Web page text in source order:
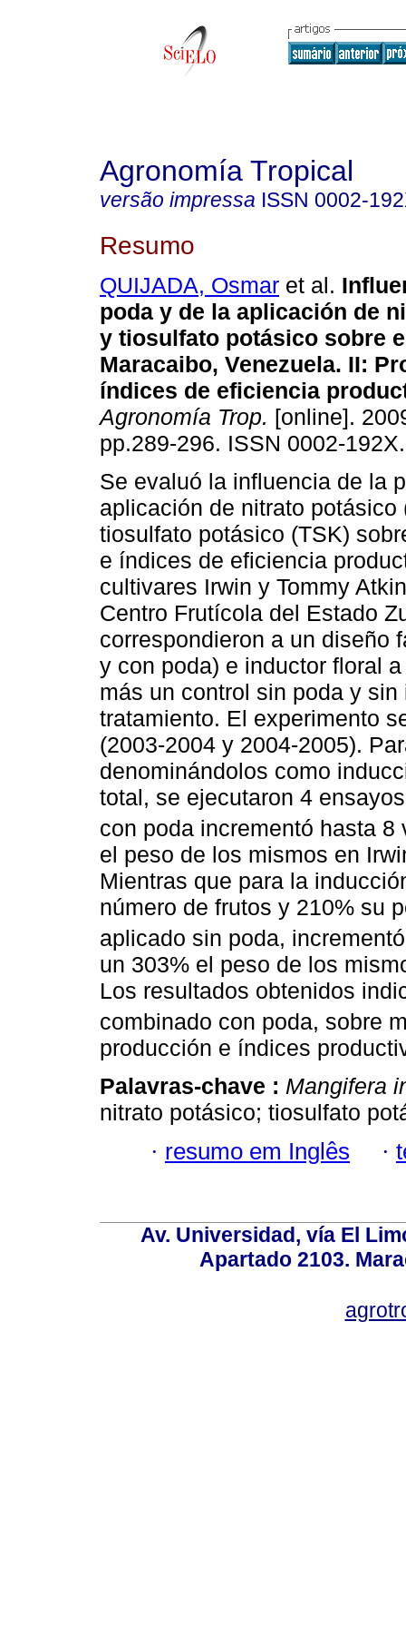
Agronomía Tropical
versão impressa ISSN 0002-
Resumo
QUIJADA, Osmar et al.
poda y de la aplicación de
y tiosulfato potásico sobre
Maracaibo, Venezuela. II:
índices de eficiencia
Agronomía Trop. [online].
pp.289-296. ISSN 0002-192X.
Se evaluó la influencia de la
aplicación de nitrato potásico
tiosulfato potásico (TSK)
e índices de eficiencia
cultivares Irwin y Tommy
Centro Frutícola del Estado
correspondieron a un diseño
y con poda) e inductor floral
más un control sin poda y
tratamiento. El experimento
(2003-2004 y 2004-2005).
denominándolos como
total, se ejecutaron 4
con poda incrementó hasta
el peso de los mismos en
Mientras que para la
número de frutos y 210% su
aplicado sin poda,
un 303% el peso de los
Los resultados obtenidos
combinado con poda, sobre
producción e índices
Palavras-chave : Mangifera
nitrato potásico; tiosulfato
· resumo em Inglês ·
Av. Universidad, vía El
Apartado 2103.